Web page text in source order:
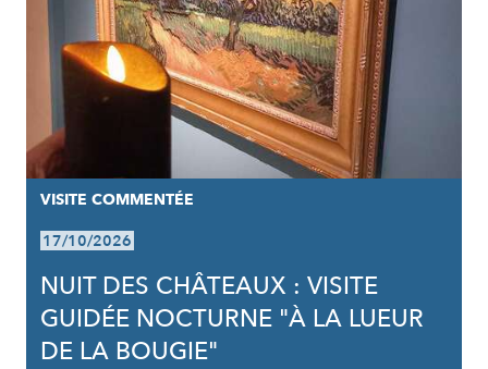
VISITE COMMENTÉE
17/10/2026
NUIT DES CHÂTEAUX : VISITE
GUIDÉE NOCTURNE "À LA LUEUR
DE LA BOUGIE"